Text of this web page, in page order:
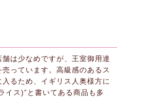
は少なめですが、王室御用達
っています。高級感のあるス
るため、イギリス人奥様方に
イス)”と書いてある商品も多